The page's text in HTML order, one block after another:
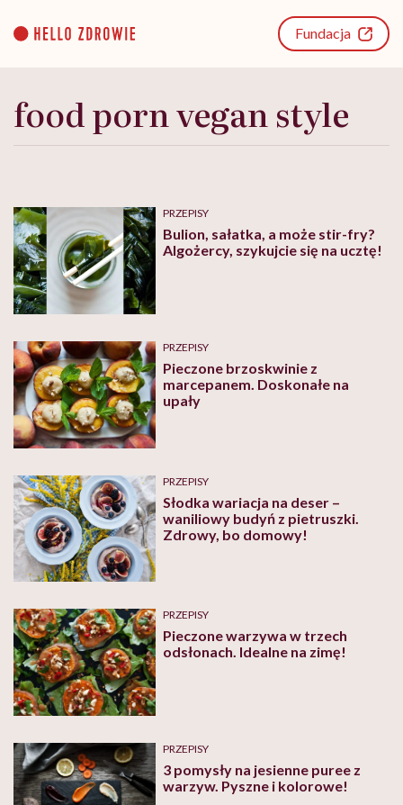
content
Fundacja
food porn vegan style
PRZEPISY
Bulion, sałatka, a może stir-fry?
Algożercy, szykujcie się na ucztę!
PRZEPISY
Pieczone brzoskwinie z
marcepanem. Doskonałe na
upały
PRZEPISY
Słodka wariacja na deser –
waniliowy budyń z pietruszki.
Zdrowy, bo domowy!
PRZEPISY
Pieczone warzywa w trzech
odsłonach. Idealne na zimę!
PRZEPISY
3 pomysły na jesienne puree z
warzyw. Pyszne i kolorowe!